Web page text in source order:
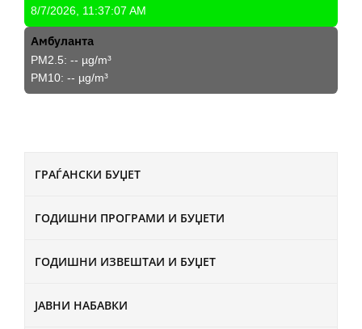
ГРАЃАНСКИ БУЏЕТ
ГОДИШНИ ПРОГРАМИ И БУЏЕТИ
ГОДИШНИ ИЗВЕШТАИ И БУЏЕТ
ЈАВНИ НАБАВКИ
8/7/2026, 11:37:07 AM
Амбуланта
PM2.5: -- µg/m³
PM10: -- µg/m³